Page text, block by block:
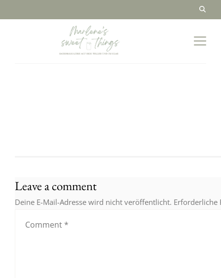
Leave a comment
Deine E-Mail-Adresse wird nicht veröffentlicht.